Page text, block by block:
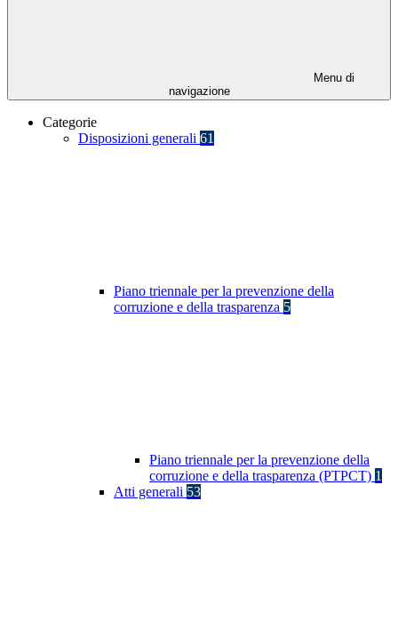
Menu di
navigazione
Categorie
Disposizioni generali 61
Piano triennale per la prevenzione della
corruzione e della trasparenza 5
Piano triennale per la prevenzione della
corruzione e della trasparenza (PTPCT) 1
Atti generali 53